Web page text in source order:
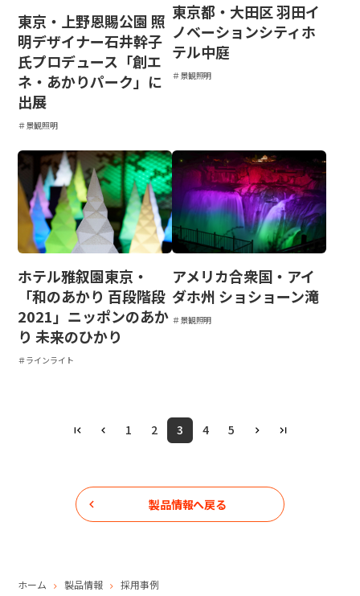
東京・上野恩賜公園 照
明デザイナー石井幹子
氏プロデュース「創エ
ネ・あかりパーク」に
出展
＃景観照明
東京都・大田区 羽田イ
ノベーションシティホ
テル中庭
＃景観照明
ホテル雅叙園東京・
「和のあかり 百段階段
2021」ニッポンのあか
り 未来のひかり
＃ラインライト
アメリカ合衆国・アイ
ダホ州 ショショーン滝
＃景観照明
1 2 3 4 5
製品情報へ戻る
ホーム 製品情報 採用事例